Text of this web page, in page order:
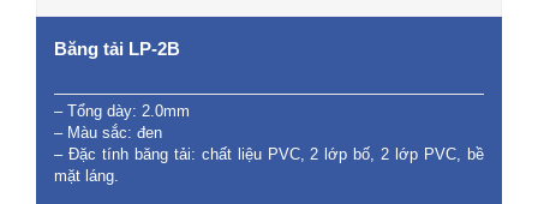
Băng tải LP-2B
– Tổng dày: 2.0mm
– Màu sắc: đen
– Đặc tính băng tải: chất liệu PVC, 2 lớp bố, 2 lớp PVC, bề
mặt láng.